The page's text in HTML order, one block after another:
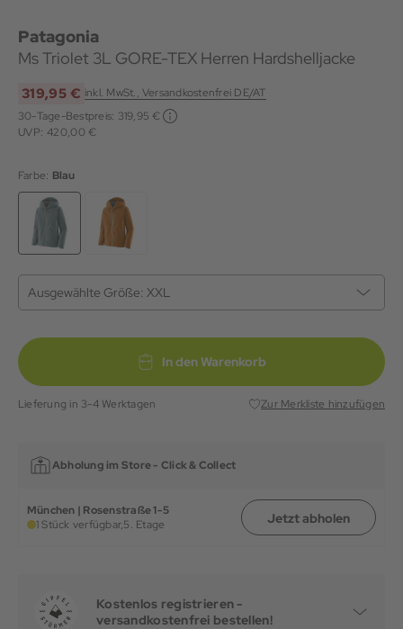
Patagonia
Ms Triolet 3L GORE-TEX Herren Hardshelljacke
319,95 € inkl. MwSt., Versandkostenfrei DE/AT
30-Tage-Bestpreis: 319,95 €
UVP: 420,00 €
Farbe: Blau
Ausgewählte Größe: XXL
In den Warenkorb
Lieferung in 3-4 Werktagen Zur Merkliste hinzufügen
Abholung im Store - Click & Collect
München | Rosenstraße 1-5
1 Stück verfügbar,5. Etage Jetzt abholen
Kostenlos registrieren -
versandkostenfrei bestellen!